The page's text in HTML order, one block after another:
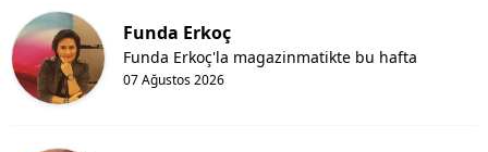
Funda Erkoç
07 Ağustos 2026
Funda Erkoç'la magazinmatikte bu hafta